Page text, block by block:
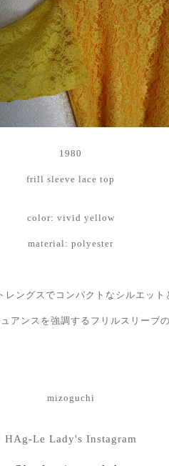
1980
frill sleeve lace top
color: vivid yellow
material: polyester
レングスでコンパクトなシルエット
アンスを強調するフリルスリーブ
mizoguchi
HAg-Le Lady's Instagram